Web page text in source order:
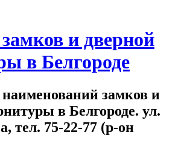
и дверной
в Белгороде
наименований замков и
в Белгороде. ул.
тел. 75-22-77 (р-он